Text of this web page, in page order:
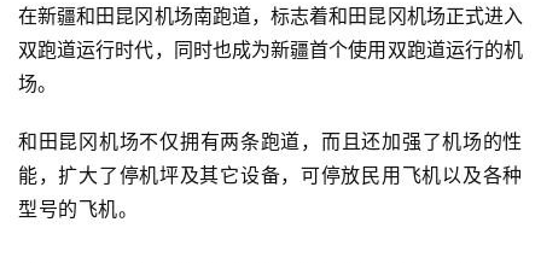
在新疆和田昆冈机场南跑道，标志着和田昆冈机场正式进入
双跑道运行时代，同时也成为新疆首个使用双跑道运行的机
场。
和田昆冈机场不仅拥有两条跑道，而且还加强了机场的性
能，扩大了停机坪及其它设备， 可停放民用飞机以及各种
型号的飞机。